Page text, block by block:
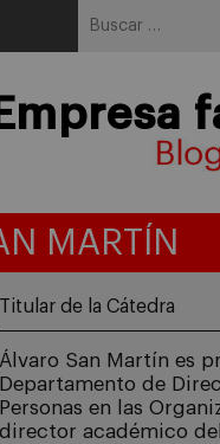
Empresa
MARTÍN
Titular de la Cátedra
Álvaro San Martín es
Departamento de
Personas en las
director académico